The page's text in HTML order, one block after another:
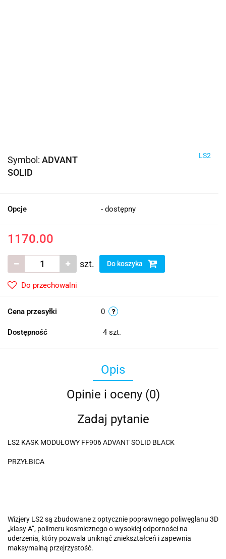
Symbol: ADVANT
SOLID
LS2
Opcje - dostępny
1170.00
szt. Do koszyka
Do przechowalni
Cena przesyłki 0
Dostępność 4 szt.
Opis
Opinie i oceny (0)
Zadaj pytanie
LS2 KASK MODUŁOWY FF906 ADVANT SOLID BLACK
PRZYŁBICA
Wizjery LS2 są zbudowane z optycznie poprawnego poliwęglanu 3D
„klasy A”, polimeru kosmicznego o wysokiej odporności na
uderzenia, który pozwala uniknąć zniekształceń i zapewnia
maksymalną przejrzystość.